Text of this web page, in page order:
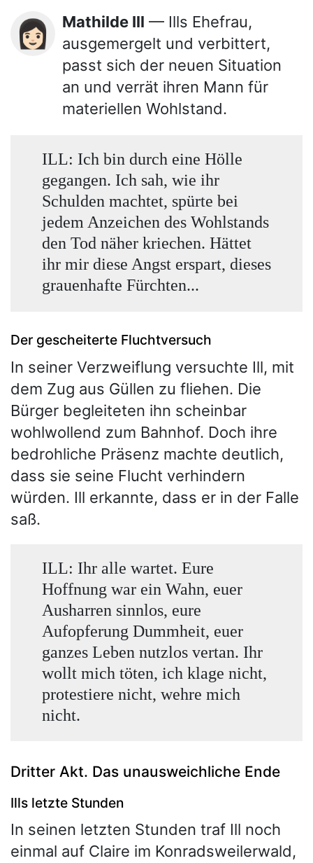
👩🏻 Mathilde Ill — Ills Ehefrau,
ausgemergelt und verbittert,
passt sich der neuen Situation
an und verrät ihren Mann für
materiellen Wohlstand.
ILL: Ich bin durch eine Hölle
gegangen. Ich sah, wie ihr
Schulden machtet, spürte bei
jedem Anzeichen des Wohlstands
den Tod näher kriechen. Hättet
ihr mir diese Angst erspart, dieses
grauenhafte Fürchten...
Der gescheiterte Fluchtversuch
In seiner Verzweiflung versuchte Ill, mit
dem Zug aus Güllen zu fliehen. Die
Bürger begleiteten ihn scheinbar
wohlwollend zum Bahnhof. Doch ihre
bedrohliche Präsenz machte deutlich,
dass sie seine Flucht verhindern
würden. Ill erkannte, dass er in der Falle
saß.
ILL: Ihr alle wartet. Eure
Hoffnung war ein Wahn, euer
Ausharren sinnlos, eure
Aufopferung Dummheit, euer
ganzes Leben nutzlos vertan. Ihr
wollt mich töten, ich klage nicht,
protestiere nicht, wehre mich
nicht.
Dritter Akt. Das unausweichliche Ende
Ills letzte Stunden
In seinen letzten Stunden traf Ill noch
einmal auf Claire im Konradsweilerwald,